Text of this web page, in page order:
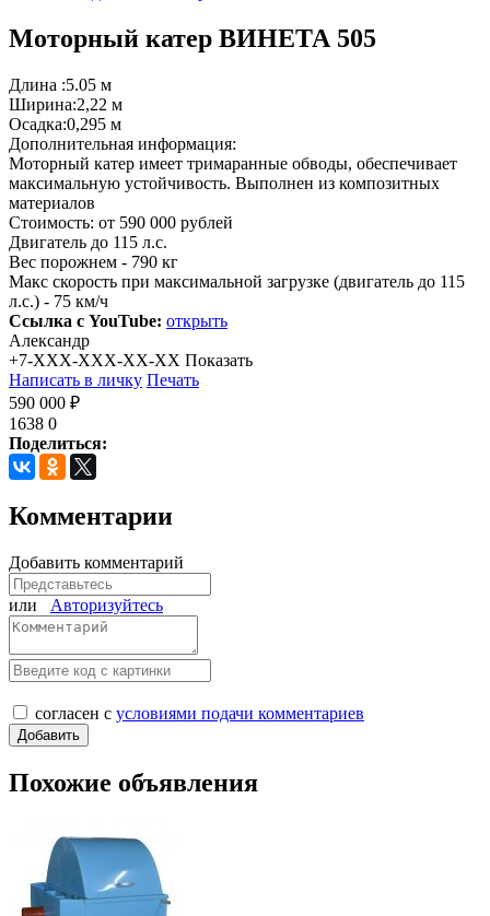
Моторный катер ВИНЕТА 505
Длина :5.05 м
Ширина:2,22 м
Осадка:0,295 м
Дополнительная информация:
Моторный катер имеет тримаранные обводы, обеспечивает
максимальную устойчивость. Выполнен из композитных
материалов
Стоимость: от 590 000 рублей
Двигатель до 115 л.с.
Вес порожнем - 790 кг
Макс скорость при максимальной загрузке (двигатель до 115
л.с.) - 75 км/ч
Ссылка с YouTube: открыть
Александр
+7-XXX-XXX-XX-XX Показать
Написать в личку Печать
590 000 ₽
1638 0
Поделиться:
Комментарии
Добавить комментарий
или Авторизуйтесь
согласен с условиями подачи комментариев
Похожие объявления